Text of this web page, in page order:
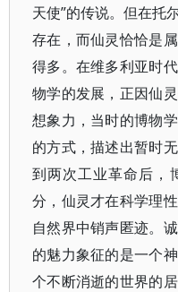
天使”的传说。但在托
存在，而仙灵恰恰是
得多。在维多利亚时
物学的发展，正因仙
想象力，当时的博物
的方式，描述出暂时
到两次工业革命后，
分，仙灵才在科学理
自然界中销声匿迹。
的魅力象征的是一个
个不断消逝的世界的